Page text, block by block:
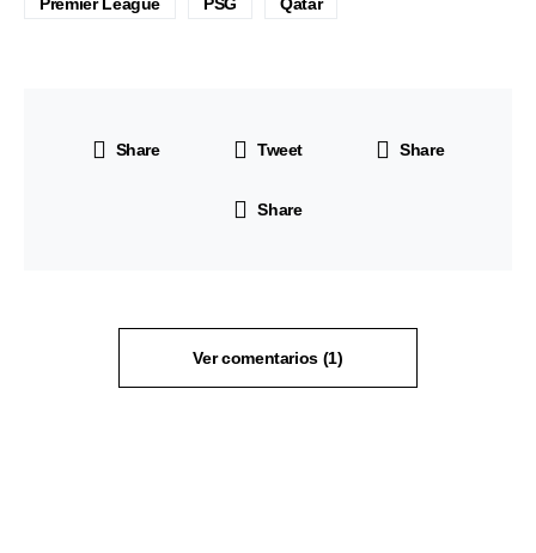
Premier League PSG Qatar
Share Tweet Share
Share
Ver comentarios (1)